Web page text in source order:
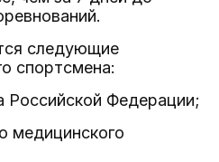
следующие
спортсмена:
Российской Федерации;
медицинского